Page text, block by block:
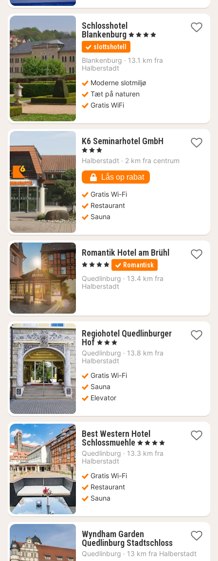
Schlosshotel
Blankenburg1
nat
fra
1243
, 4 Stjerner
slottshotell
Blankenburg · 13.1 km fra
Halberstadt
Moderne slotmiljø
Tæt på naturen
Gratis WiFi
K6 Seminarhotel GmbH1
fra
, 3 Stjerner
Halberstadt · 2 km fra centrum
Lås op rabat
Gratis Wi-Fi
Restaurant
Sauna
Romantik Hotel am Brühl1
, 4 Stjerner Romantisk
Quedlinburg · 13.4 km fra
Halberstadt
Regiohotel Quedlinburger
Hof 1
nat
fra
kr.
, 3 Stjerner
Quedlinburg · 13.8 km fra
Halberstadt
Gratis Wi-Fi
Sauna
Elevator
Best Western Hotel
Schlossmuehle1
nat
, 4 Stjerner
Quedlinburg · 13.3 km fra
Halberstadt
Gratis Wi-Fi
Restaurant
Sauna
Wyndham Garden
Quedlinburg Stadtschloss1
nat
Quedlinburg · 13 km fra Halberstadt